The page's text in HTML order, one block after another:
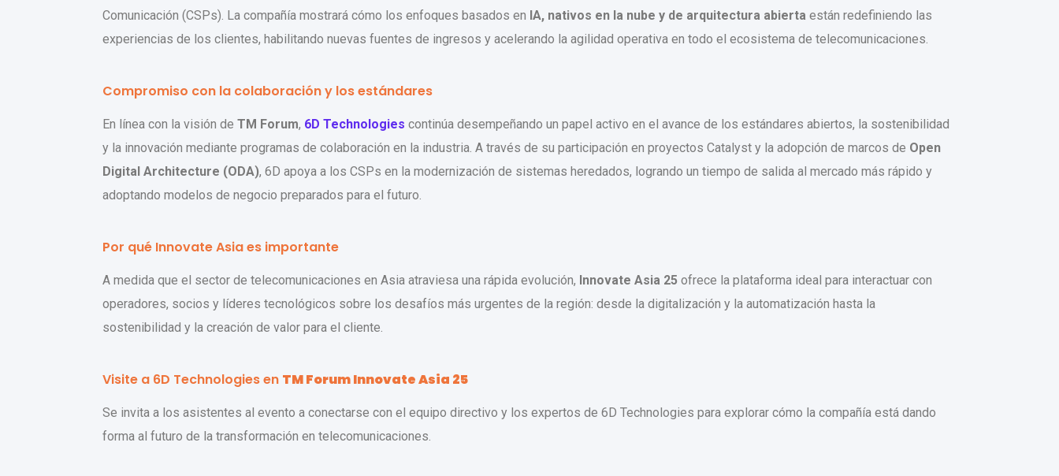
Comunicación (CSPs). La compañía mostrará cómo los enfoques basados en IA, nativos en la nube y de arquitectura abierta están redefiniendo las
experiencias de los clientes, habilitando nuevas fuentes de ingresos y acelerando la agilidad operativa en todo el ecosistema de telecomunicaciones.
Compromiso con la colaboración y los estándares
En línea con la visión de TM Forum, 6D Technologies continúa desempeñando un papel activo en el avance de los estándares abiertos, la sostenibilidad
y la innovación mediante programas de colaboración en la industria. A través de su participación en proyectos Catalyst y la adopción de marcos de Open
Digital Architecture (ODA), 6D apoya a los CSPs en la modernización de sistemas heredados, logrando un tiempo de salida al mercado más rápido y
adoptando modelos de negocio preparados para el futuro.
Por qué Innovate Asia es importante
A medida que el sector de telecomunicaciones en Asia atraviesa una rápida evolución, Innovate Asia 25 ofrece la plataforma ideal para interactuar con
operadores, socios y líderes tecnológicos sobre los desafíos más urgentes de la región: desde la digitalización y la automatización hasta la
sostenibilidad y la creación de valor para el cliente.
Visite a 6D Technologies en TM Forum Innovate Asia 25
Se invita a los asistentes al evento a conectarse con el equipo directivo y los expertos de 6D Technologies para explorar cómo la compañía está dando
forma al futuro de la transformación en telecomunicaciones.